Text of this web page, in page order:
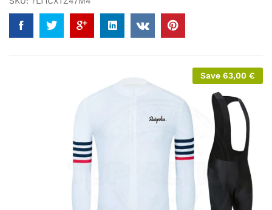
Save 63,00 €